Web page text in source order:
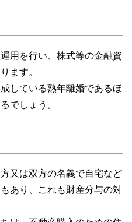
用を行い、株式等の金融資
ます。
している熟年離婚であるほ
でしょう。
又は双方の名義で自宅など
あり、これも財産分与の対